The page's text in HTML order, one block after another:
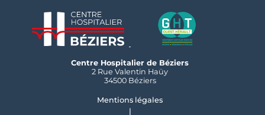
Centre Hospitalier de Béziers
2 Rue Valentin Haüy
34500 Béziers
Mentions légales